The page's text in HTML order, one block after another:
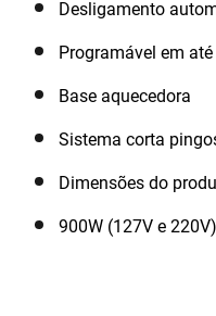
Desligamento
Programável em
Base aquecedora
Sistema corta
Dimensões do
900W (127V e 220V)